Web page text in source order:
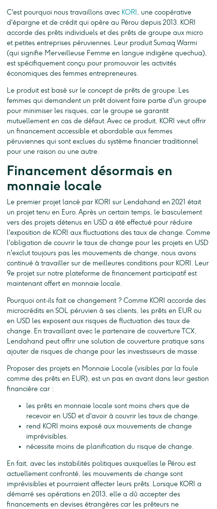
C'est pourquoi nous travaillons avec KORI , une coopérative
d'épargne et de crédit qui opère au Pérou depuis 2013. KORI
accorde des prêts individuels et des prêts de groupe aux micro
et petites entreprises péruviennes. Leur produit Sumaq Warmi
(qui signifie Merveilleuse Femme en langue indigène quechua),
est spécifiquement conçu pour promouvoir les activités
économiques des femmes entrepreneures.
Le produit est basé sur le concept de prêts de groupe. Les
femmes qui demandent un prêt doivent faire partie d'un groupe
pour minimiser les risques, car le groupe se garantit
mutuellement en cas de défaut. Avec ce produit, KORI veut offrir
un financement accessible et abordable aux femmes
péruviennes qui sont exclues du système financier traditionnel
pour une raison ou une autre.
Financement désormais en
monnaie locale
Le premier projet lancé par KORI sur Lendahand en 2021 était
un projet tenu en Euro. Après un certain temps, le basculement
vers des projets détenus en USD a été effectué pour réduire
l'exposition de KORI aux fluctuations des taux de change. Comme
l'obligation de couvrir le taux de change pour les projets en USD
n'exclut toujours pas les mouvements de change, nous avons
continué à travailler sur de meilleures conditions pour KORI. Leur
9e projet sur notre plateforme de financement participatif est
maintenant offert en monnaie locale.
Pourquoi ont-ils fait ce changement ? Comme KORI accorde des
microcrédits en SOL péruvien à ses clients, les prêts en EUR ou
en USD les exposent aux risques de fluctuation des taux de
change. En travaillant avec le partenaire de couverture TCX,
Lendahand peut offrir une solution de couverture pratique sans
ajouter de risques de change pour les investisseurs de masse.
Proposer des projets en Monnaie Locale (visibles par la foule
comme des prêts en EUR), est un pas en avant dans leur gestion
financière car :
les prêts en monnaie locale sont moins chers que de
recevoir en USD et d'avoir à couvrir les taux de change.
rend KORI moins exposé aux mouvements de change
imprévisibles.
nécessite moins de planification du risque de change.
En fait, avec les instabilités politiques auxquelles le Pérou est
actuellement confronté, les mouvements de change sont
imprévisibles et pourraient affecter leurs prêts. Lorsque KORI a
démarré ses opérations en 2013, elle a dû accepter des
financements en devises étrangères car les prêteurs ne